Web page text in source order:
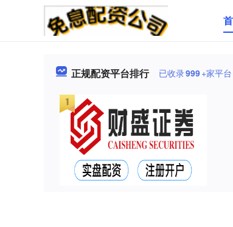
正规配资平台排行 已收录999+家平台